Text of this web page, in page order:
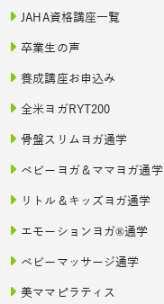
JAHA資格講座一覧
卒業生の声
養成講座お申込み
全米ヨガRYT200
骨盤スリムヨガ通学
ベビーヨガ＆ママヨガ通学
リトル＆キッズヨガ通学
エモーションヨガ®通学
ベビーマッサージ通学
美ママピラティス